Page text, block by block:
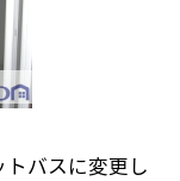
バスに変更し